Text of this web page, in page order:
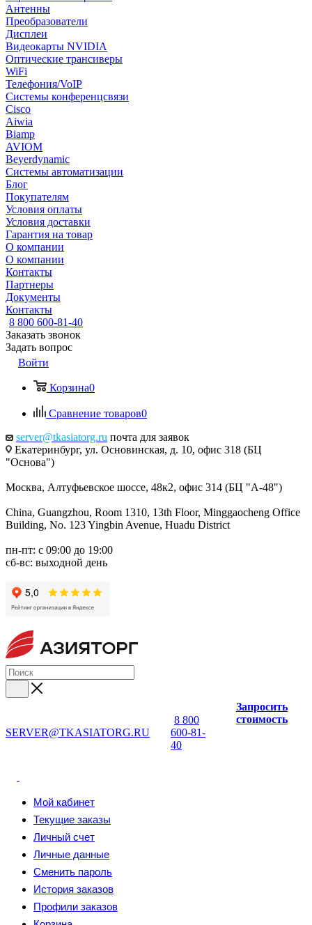
Антенны
Преобразователи
Дисплеи
Видеокарты NVIDIA
Оптические трансиверы
WiFi
Телефония/VoIP
Системы конференцсвязи
Cisco
Aiwia
Biamp
AVIOM
Beyerdynamic
Системы автоматизации
Блог
Покупателям
Условия оплаты
Условия доставки
Гарантия на товар
О компании
О компании
Контакты
Партнеры
Документы
Контакты
8 800 600-81-40
Заказать звонок
Задать вопрос
Войти
Корзина0
Сравнение товаров0
server@tkasiatorg.ru почта для заявок
Екатеринбург, ул. Основинская, д. 10, офис 318 (БЦ
"Основа")
Москва, Алтуфьевское шоссе, 48к2, офис 314 (БЦ "А-48")
China, Guangzhou, Room 1310, 13th Floor, Minggaocheng Office
Building, No. 123 Yingbin Avenue, Huadu District
пн-пт: с 09:00 до 19:00
сб-вс: выходной день
SERVER@TKASIATORG.RU
8 800
600-81-
40
Запросить
стоимость
Мой кабинет
Текущие заказы
Личный счет
Личные данные
Сменить пароль
История заказов
Профили заказов